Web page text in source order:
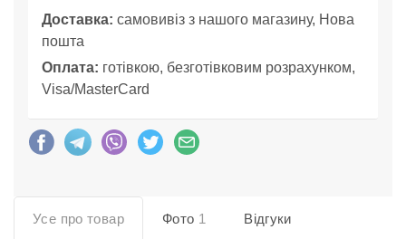
Доставка: самовивіз з нашого магазину, Нова
пошта
Оплата: готівкою, безготівковим розрахунком,
Visa/MasterCard
Усе про товар Фото 1 Відгуки